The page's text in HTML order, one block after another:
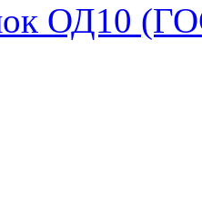
ОД10